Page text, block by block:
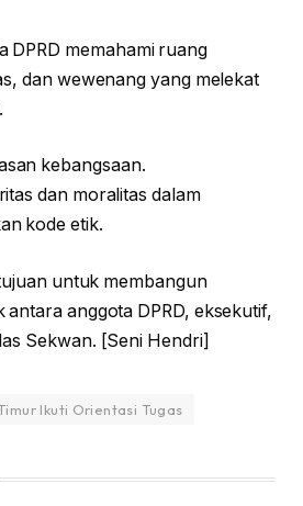
DPRD memahami ruang
dan wewenang yang melekat
kebangsaan.
dan moralitas dalam
kode etik.
untuk membangun
antara anggota DPRD, eksekutif,
Sekwan. [Seni Hendri]
Ikuti Orientasi Tugas